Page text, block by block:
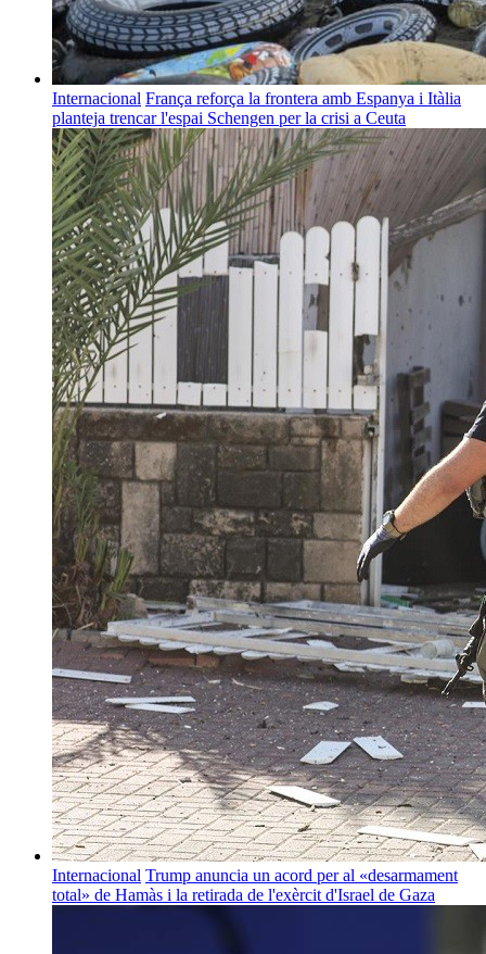
Internacional França reforça la frontera amb Espanya i Itàlia
planteja trencar l'espai Schengen per la crisi a Ceuta
Internacional Trump anuncia un acord per al «desarmament
total» de Hamàs i la retirada de l'exèrcit d'Israel de Gaza